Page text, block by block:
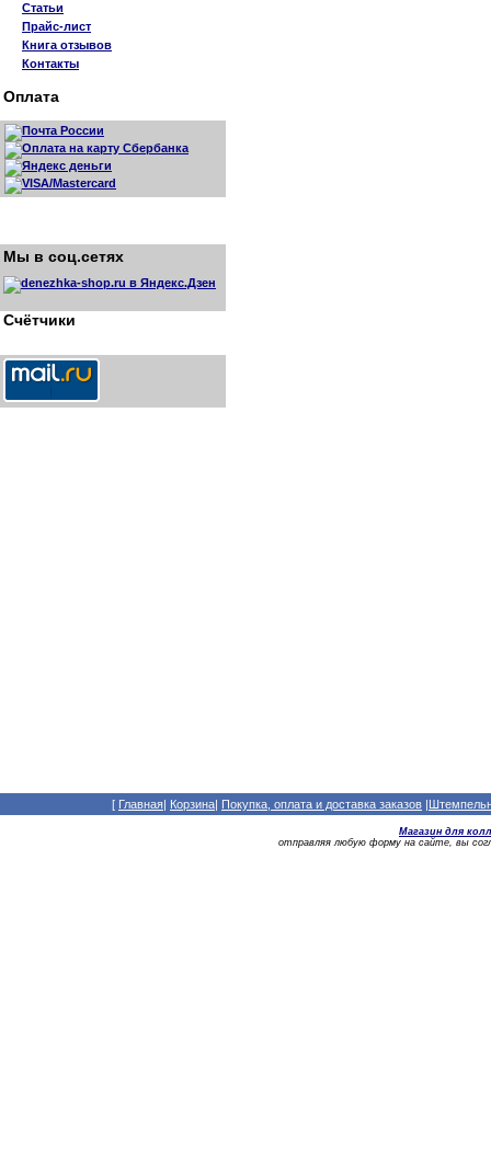
Статьи
Прайс-лист
Книга отзывов
Контакты
Оплата
Мы в соц.сетях
Счётчики
[ Главная| Корзина| Покупка, оплата и доставка заказов |
Магазин для
отправляя любую форму на сайте, вы